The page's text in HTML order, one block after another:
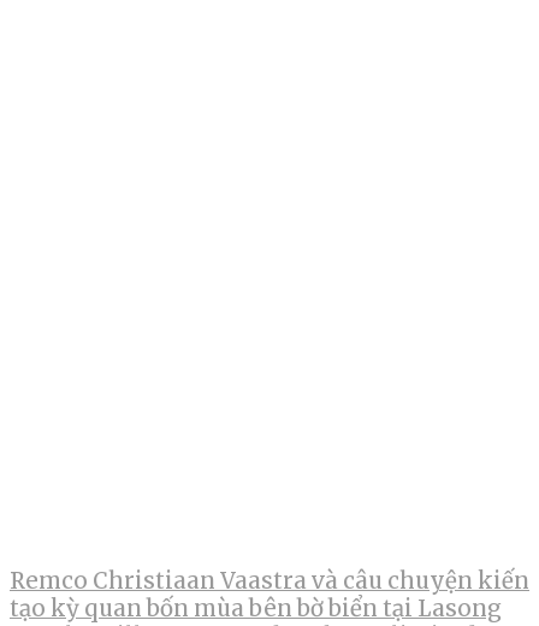
Remco Christiaan Vaastra và câu chuyện kiến
tạo kỳ quan bốn mùa bên bờ biển tại Lasong